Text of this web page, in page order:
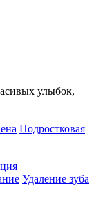
улыбок,
Подростковая
Удаление зуба